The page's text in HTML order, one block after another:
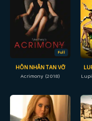
Full
HÔN NHÂN TAN VỠ
Acrimony (2018)